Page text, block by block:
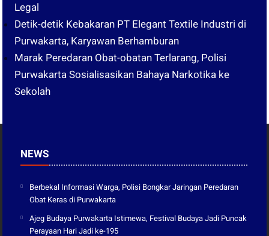
Legal
Detik-detik Kebakaran PT Elegant Textile Industri di
Purwakarta, Karyawan Berhamburan
Marak Peredaran Obat-obatan Terlarang, Polisi
Purwakarta Sosialisasikan Bahaya Narkotika ke
Sekolah
NEWS
Berbekal Informasi Warga, Polisi Bongkar Jaringan Peredaran
Obat Keras di Purwakarta
Ajeg Budaya Purwakarta Istimewa, Festival Budaya Jadi Puncak
Perayaan Hari Jadi ke-195